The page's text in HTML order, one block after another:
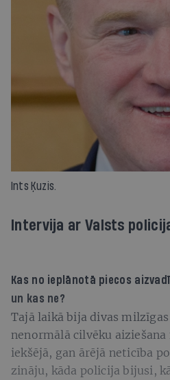
Ints Ķuzis.
Intervija ar Valsts
Kas no ieplānotā piecos
un kas ne?
Tajā laikā bija divas
nenormālā cilvēku
iekšējā, gan ārējā neticība
zināju, kāda policija bijusi,